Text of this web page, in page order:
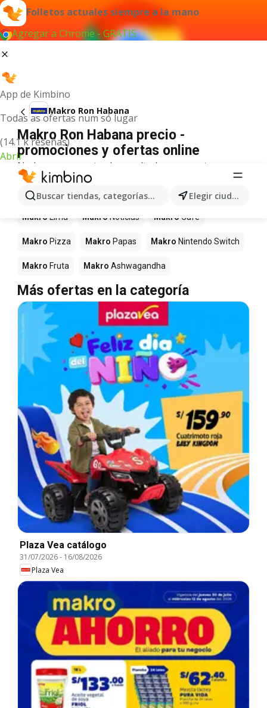
Folletos actuales siempre a la mano
Agregar a Chrome - GRATIS
App de Kimbino
Todas as ofertas num só lugar
(14.1 k reseñas)
Abrir
Buscar tiendas, categorías, productos... Elegir ciudad
Makro Ron Habana
Makro Ron Habana precio -
promociones y ofertas online
No hemos encontrado resultados para este
término.
Más productos en tiendas Makro
Makro Lima Makro Noticias Makro Café
Makro Pizza Makro Papas Makro Nintendo Switch
Makro Fruta Makro Ashwagandha
Más ofertas en la categoría
Plaza Vea catálogo
31/07/2026- 16/08/2026
Plaza Vea